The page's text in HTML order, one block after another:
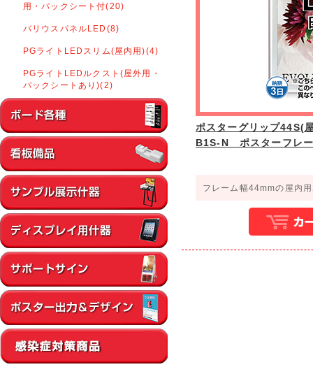
用・パックシート付(20)
バリウスパネルLED(8)
PGライトLEDスリム(屋内用)(4)
PGライトLEDルクスト(屋外用・
パックシートあり)(2)
ポスターグリップ44S(
B1S-N ポスターフレ
フレーム幅44mmの屋内